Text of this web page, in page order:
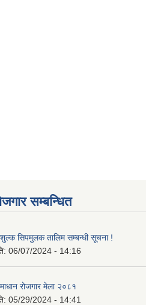
सम्बन्धित
सिपमुलक तालिम सम्बन्धी सूचना !
06/07/2024 - 14:16
रोजगार मेला २०८१
05/29/2024 - 14:41